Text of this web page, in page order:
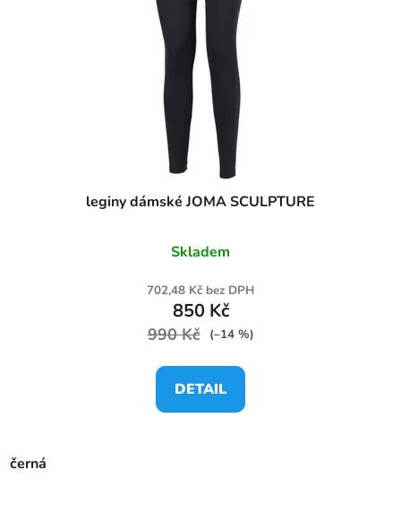
leginy dámské JOMA SCULPTURE
Skladem
702,48 Kč bez DPH
850 Kč
990 Kč (–14 %)
DETAIL
černá